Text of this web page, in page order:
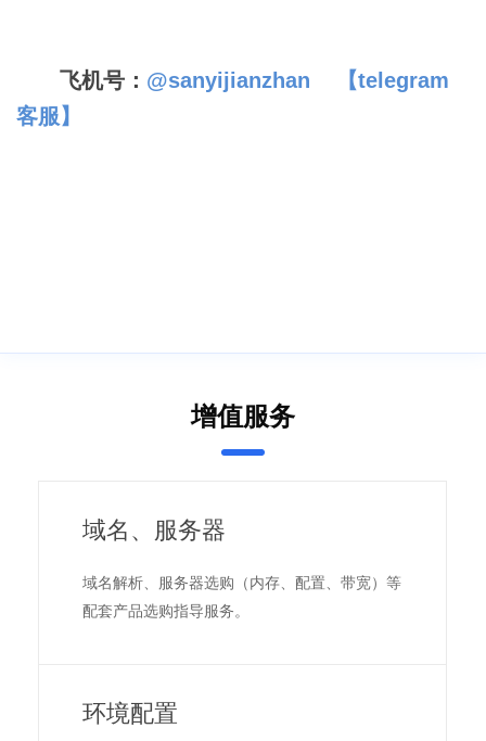
飞机号： @sanyijianzhan 【telegram
客服】
增值服务
域名、服务器
域名解析、服务器选购（内存、配置、带宽）等
配套产品选购指导服务。
环境配置